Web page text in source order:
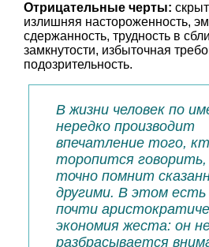
Отрицательные черты:
излишняя настороженность,
сдержанность, трудность в
замкнутости, избыточная
подозрительность.
В жизни человек по
нередко производит
впечатление того,
торопится говорить,
точно помнит
другими. В этом есть
почти
экономия жеста: он
разбрасывается